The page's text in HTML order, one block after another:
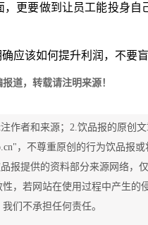
更要做到让员工能投身自
应该如何提升利润，不要盲
道，转载请注明来源！
作者和来源；2.饮品报的原创文
，不尊重原创的行为饮品报或
报提供的资料部分来源网络，
，若网站在使用过程中产生的
们不承担任何责任。